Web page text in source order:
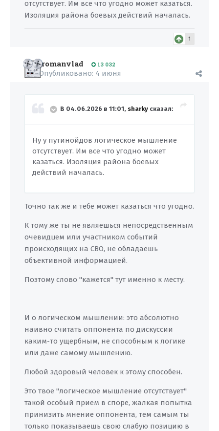
отсутствует. Им все что угодно может казаться.
Изоляция района боевых действий началась.
1
romanvlad 13 032
Опубликовано: 4 июня
В 04.06.2026 в 11:01, sharky сказал:
Ну у путинойдов логическое мышление
отсутствует. Им все что угодно может
казаться. Изоляция района боевых
действий началась.
Точно так же и тебе может казаться что угодно.
К тому же ты не являешься непосредственным
очевидцем или участником событий
происходящих на СВО, не обладаешь
объективной информацией.
Поэтому слово "кажется" тут именно к месту.
И о логическом мышлении: это абсолютно
наивно считать оппонента по дискуссии
каким-то ущербным, не способным к логике
или даже самому мышлению.
Любой здоровый человек к этому способен.
Это твое "логическое мышление отсутствует"
такой особый прием в споре, жалкая попытка
принизить мнение оппонента, тем самым ты
только показываешь свою слабую позицию в